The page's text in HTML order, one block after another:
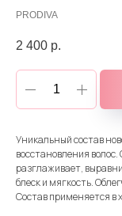
PRODIVA
2 400 р.
Уникальный состав
восстановления
разглаживает,
блеск и мягкость.
Состав применяется в